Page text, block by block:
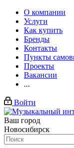
О компании
Услуги
Как купить
Бренды
Контакты
Пункты
Проекты
Вакансии
...
Войти
Ваш город
Новосибирск